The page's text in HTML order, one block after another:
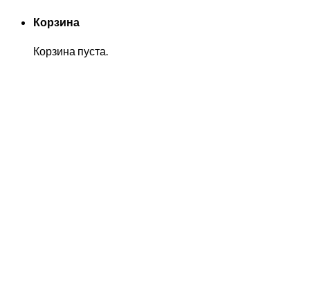
Корзина
Корзина пуста.